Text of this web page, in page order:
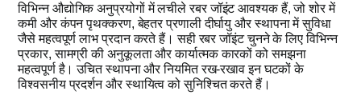
विभिन्न औद्योगिक अनुप्रयोगों में लचीले रबर जॉइंट आवश्यक हैं, जो शोर में
कमी और कंपन पृथक्करण, बेहतर प्रणाली दीर्घायु और स्थापना में सुविधा
जैसे महत्वपूर्ण लाभ प्रदान करते हैं। सही रबर जॉइंट चुनने के लिए विभिन्न
प्रकार, सामग्री की अनुकूलता और कार्यात्मक कारकों को समझना
महत्वपूर्ण है। उचित स्थापना और नियमित रख-रखाव इन घटकों के
विश्वसनीय प्रदर्शन और स्थायित्व को सुनिश्चित करते हैं।